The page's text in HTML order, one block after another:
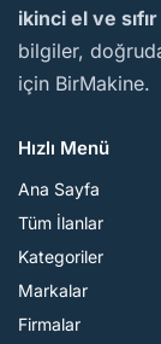
ikinci el ve
bilgiler,
için BirMakine.
Hızlı Menü
Ana Sayfa
Tüm İlanlar
Kategoriler
Markalar
Firmalar